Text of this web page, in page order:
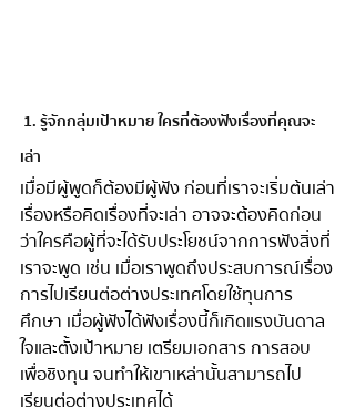
เล่า
เมื่อมีผู้พูดก็ต้องมีผู้ฟัง ก่อนที่เราจะเริ่มต้นเล่า
เรื่องหรือคิดเรื่องที่จะเล่า อาจจะต้องคิดก่อน
ว่าใครคือผู้ที่จะได้รับประโยชน์จากการฟังสิ่งที่
เราจะพูด เช่น เมื่อเราพูดถึงประสบการณ์เรื่อง
การไปเรียนต่อต่างประเทศโดยใช้ทุนการ
ศึกษา เมื่อผู้ฟังได้ฟังเรื่องนี้ก็เกิดแรงบันดาล
ใจและตั้งเป้าหมาย เตรียมเอกสาร การสอบ
เพื่อชิงทุน จนทำให้เขาเหล่านั้นสามารถไป
เรียนต่อต่างประเทศได้